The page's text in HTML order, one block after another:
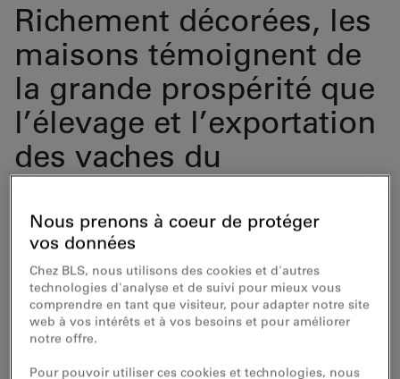
Richement décorées, les
maisons témoignent de
la grande prospérité que
l’élevage et l’exportation
des vaches du
Simmental, aujourd’hui
célèbres dans le monde
entier, ont apportée jadis
à cette vallée de
montagne ensoleillée. Le
besoin d’ornementation
Nous prenons à coeur de protéger
vos données
Chez BLS, nous utilisons des cookies et d'autres
technologies d'analyse et de suivi pour mieux vous
comprendre en tant que visiteur, pour adapter notre site
web à vos intérêts et à vos besoins et pour améliorer
notre offre.
Pour pouvoir utiliser ces cookies et technologies, nous